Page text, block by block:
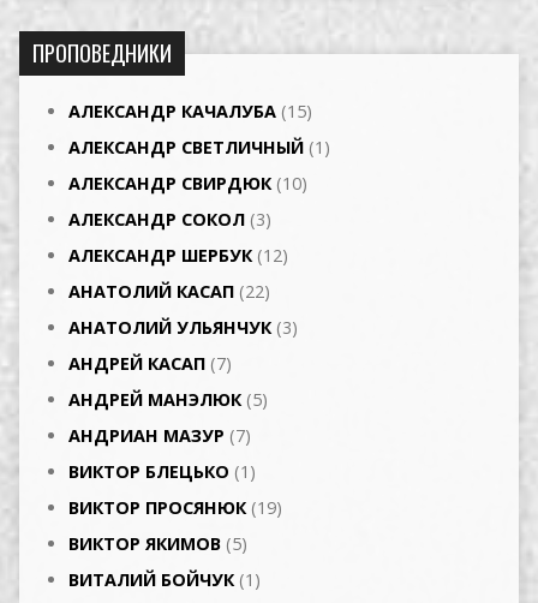
ПРОПОВЕДНИКИ
АЛЕКСАНДР КАЧАЛУБА (15)
АЛЕКСАНДР СВЕТЛИЧНЫЙ (1)
АЛЕКСАНДР СВИРДЮК(10)
АЛЕКСАНДР СОКОЛ (3)
АЛЕКСАНДР ШЕРБУК(12)
АНАТОЛИЙ КАСАП (22)
АНАТОЛИЙ УЛЬЯНЧУК(3)
АНДРЕЙ КАСАП (7)
АНДРЕЙ МАНЭЛЮК(5)
АНДРИАН МАЗУР (7)
ВИКТОР БЛЕЦЬКО (1)
ВИКТОР ПРОСЯНЮК(19)
ВИКТОР ЯКИМОВ (5)
ВИТАЛИЙ БОЙЧУК(1)